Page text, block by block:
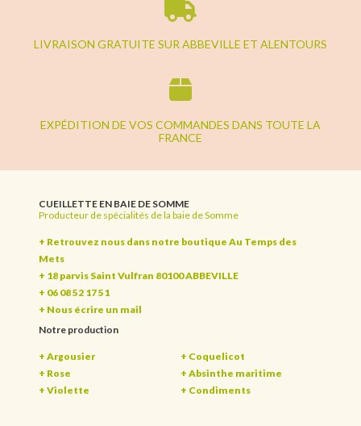
LIVRAISON GRATUITE SUR ABBEVILLE ET ALENTOURS
EXPÉDITION DE VOS COMMANDES DANS TOUTE LA
FRANCE
CUEILLETTE EN BAIE DE SOMME
Producteur de spécialités de la baie de Somme
+ Retrouvez nous dans notre boutique Au Temps des
Mets
+ 18 parvis Saint Vulfran 80100 ABBEVILLE
+ 06 08 52 17 51
+ Nous écrire un mail
Notre production
+ Argousier
+ Rose
+ Violette
+ Coquelicot
+ Absinthe maritime
+ Condiments